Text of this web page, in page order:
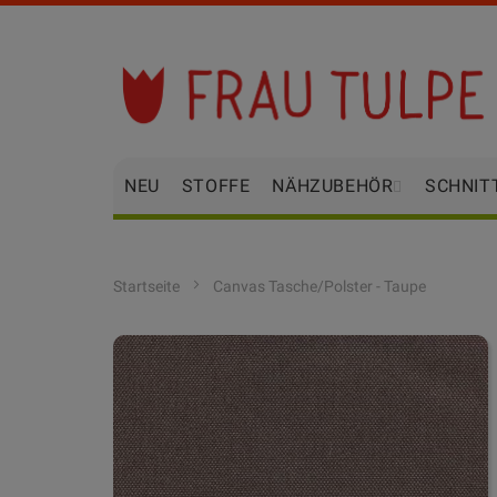
Inhalt
springen
NEU STOFFE NÄHZUBEHÖR
Startseite Canvas Tasche/Polster - Taupe
Zum
Ende
der
Bildgalerie
springen